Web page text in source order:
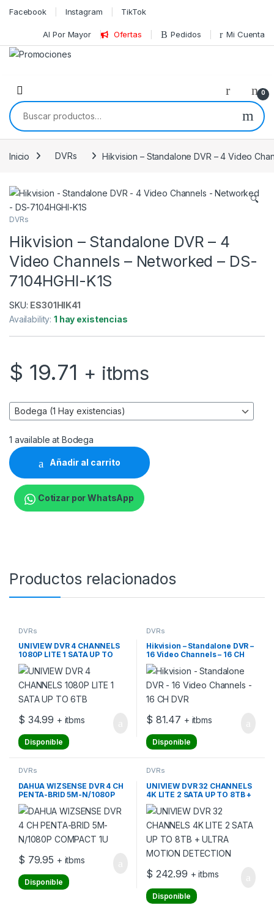
Skip to navigation
Skip to content
Facebook Instagram TikTok
Al Por Mayor Ofertas Pedidos Mi Cuenta
0
Buscar por:
Inicio DVRs Hikvision – Standalone DVR – 4 Video
🔍
DVRs
Hikvision – Standalone DVR – 4
Video Channels – Networked – DS-
7104HGHI-K1S
SKU: ES301HIK41
Availability:1 hay existencias
$ 19.71 + itbms
1 available at Bodega
Añadir al carrito
Cotizar por WhatsApp
Productos relacionados
DVRs
UNIVIEW DVR 4 CHANNELS
1080P LITE 1 SATA UP TO
6TB
$ 34.99 + itbms
Disponible
DVRs
Hikvision – Standalone DVR –
16 Video Channels – 16 CH
DVR
$ 81.47 + itbms
Disponible
DVRs
DAHUA WIZSENSE DVR 4 CH
PENTA-BRID 5M-N/1080P
COMPACT 1U
$ 79.95 + itbms
Disponible
DVRs
UNIVIEW DVR 32 CHANNELS
4K LITE 2 SATA UP TO 8TB +
ULTRA MOTION DETECTION
$ 242.99 + itbms
Disponible